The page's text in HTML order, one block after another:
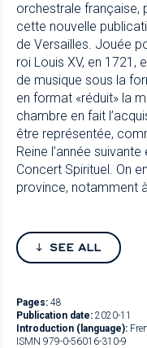
orchestrale française,
cette nouvelle
de Versailles. Jouée
roi Louis XV, en 1721,
de musique sous la
en format «réduit» la
chambre en fait
être représentée,
Reine l’année
Concert Spirituel. On
province, notamment
SEE ALL
Pages: 48
Publication date: 2020-11
Introduction (language):
ISMN 979-0-56016-310-9